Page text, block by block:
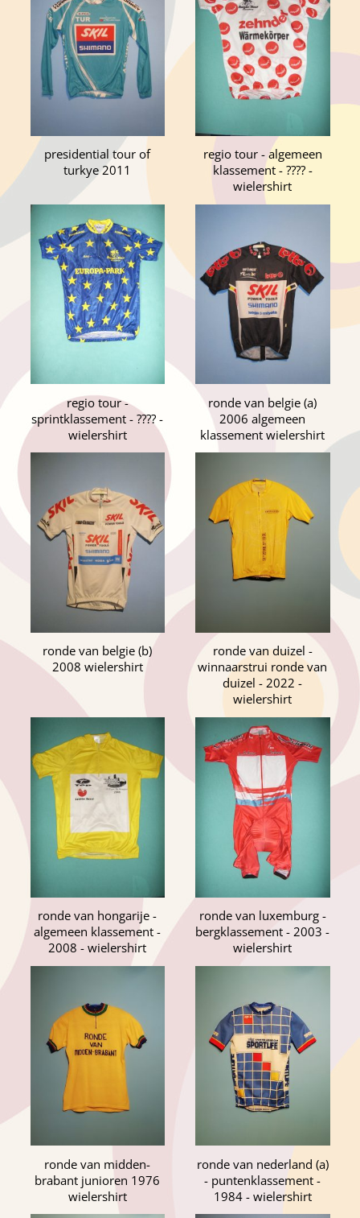
presidential tour of
turkye 2011
regio tour - algemeen
klassement - ???? -
wielershirt
regio tour -
sprintklassement - ???? -
wielershirt
ronde van belgie (a)
2006 algemeen
klassement wielershirt
ronde van belgie (b)
2008 wielershirt
ronde van duizel -
winnaarstrui ronde van
duizel - 2022 -
wielershirt
ronde van hongarije -
algemeen klassement -
2008 - wielershirt
ronde van luxemburg -
bergklassement - 2003 -
wielershirt
ronde van midden-
brabant junioren 1976
wielershirt
ronde van nederland (a)
- puntenklassement -
1984 - wielershirt